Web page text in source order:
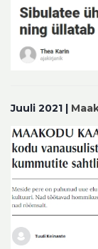
Juuli 2021 |